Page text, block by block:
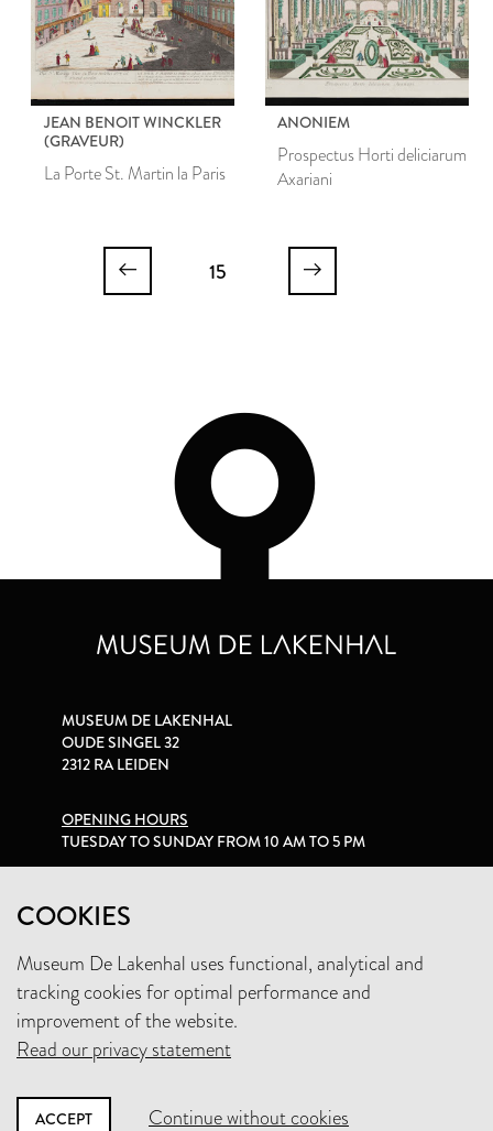
JEAN BENOIT WINCKLER
(GRAVEUR)
La Porte St. Martin la Paris
ANONIEM
Prospectus Horti deliciarum
Axariani
15
COOKIES
Museum De Lakenhal uses functional, analytical and
tracking cookies for optimal performance and
improvement of the website.
Read our privacy statement
ACCEPT Continue without cookies
MUSEUM DE LAKENHAL
OUDE SINGEL 32
2312 RA LEIDEN
OPENING HOURS
TUESDAY TO SUNDAY FROM 10 AM TO 5 PM
+31 (0)71 5165360
INFO@LAKENHAL.NL
SUPPORT THE MUSEUM